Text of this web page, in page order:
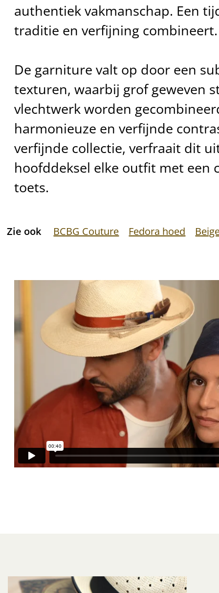
authentiek vakmanschap. Een
traditie en verfijning combineert.
De garniture valt op door een
texturen, waarbij grof geweven
vlechtwerk worden
harmonieuze en verfijnde
verfijnde collectie, verfraait dit
hoofddeksel elke outfit met een
toets.
Zie ook BCBG Couture Fedora hoed